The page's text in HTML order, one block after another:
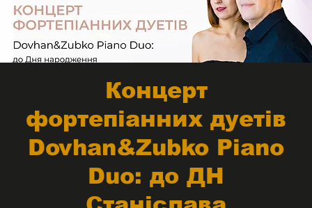
Концерт
фортепіанних дуетів
Dovhan&Zubko Piano
Duo: до ДН